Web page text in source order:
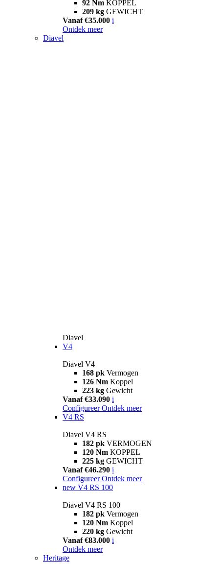
92 Nm KOPPEL
209 kg GEWICHT
Vanaf €35.000 i
Ontdek meer
Diavel
Diavel
V4
Diavel V4
168 pk Vermogen
126 Nm Koppel
223 kg Gewicht
Vanaf €33.090 i
Configureer Ontdek meer
V4 RS
Diavel V4 RS
182 pk VERMOGEN
120 Nm KOPPEL
225 kg GEWICHT
Vanaf €46.290 i
Configureer Ontdek meer
new V4 RS 100
Diavel V4 RS 100
182 pk Vermogen
120 Nm Koppel
220 kg Gewicht
Vanaf €83.000 i
Ontdek meer
Heritage